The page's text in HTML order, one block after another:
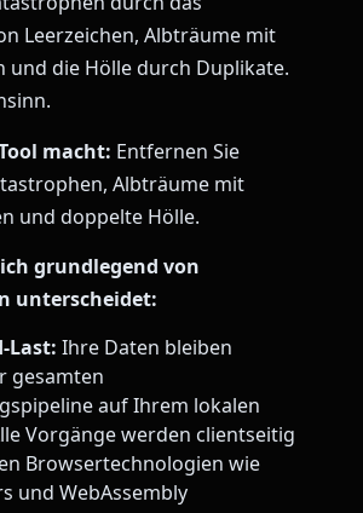
Leerzeichen, Albträume mit
und die Hölle durch Duplikate.
macht: Entfernen Sie
Albträume mit
und doppelte Hölle.
grundlegend von
unterscheidet:
Last: Ihre Daten bleiben
gesamten
auf Ihrem lokalen
Vorgänge werden clientseitig
Browsertechnologien wie
und WebAssembly